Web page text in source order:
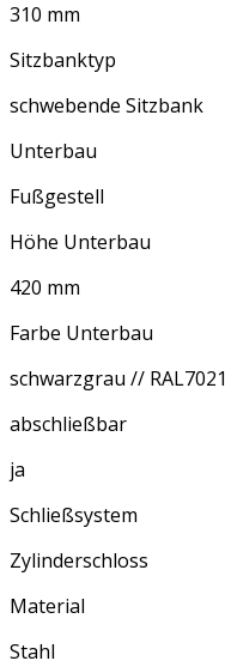
310 mm
Sitzbanktyp
schwebende Sitzbank
Unterbau
Fußgestell
Höhe Unterbau
420 mm
Farbe Unterbau
schwarzgrau // RAL7021
abschließbar
ja
Schließsystem
Zylinderschloss
Material
Stahl